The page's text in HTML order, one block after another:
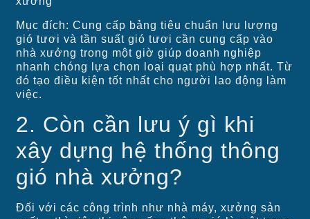
Mục đích: Cung cấp bảng tiêu chuẩn lưu lượng
gió tươi và tần suất gió tươi cần cung cấp vào
nhà xưởng trong một giờ giúp doanh nghiệp
nhanh chóng lựa chọn loại quạt phù hợp nhất. Từ
đó tạo điều kiện tốt nhất cho người lao động làm
việc.
2. Còn cần lưu ý gì khi
xây dựng hệ thống thông
gió nhà xưởng?
Đối với các công trình như nhà máy, xưởng sản